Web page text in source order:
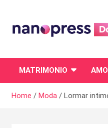
content
MATRIMONIO
Home Moda Lormar